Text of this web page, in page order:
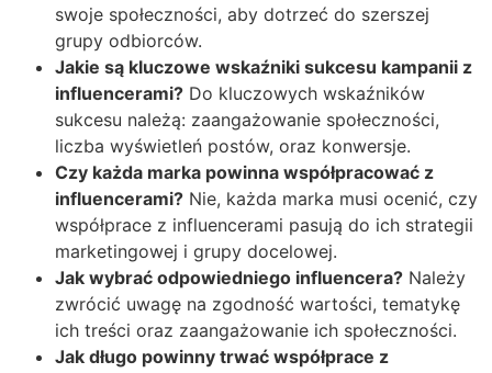
swoje społeczności, aby dotrzeć do szerszej
grupy odbiorców.
Jakie są kluczowe wskaźniki sukcesu kampanii z
influencerami? Do kluczowych wskaźników
sukcesu należą: zaangażowanie społeczności,
liczba wyświetleń postów, oraz konwersje.
Czy każda marka powinna współpracować z
influencerami? Nie, każda marka musi ocenić, czy
współprace z influencerami pasują do ich strategii
marketingowej i grupy docelowej.
Jak wybrać odpowiedniego influencera? Należy
zwrócić uwagę na zgodność wartości, tematykę
ich treści oraz zaangażowanie ich społeczności.
Jak długo powinny trwać współprace z